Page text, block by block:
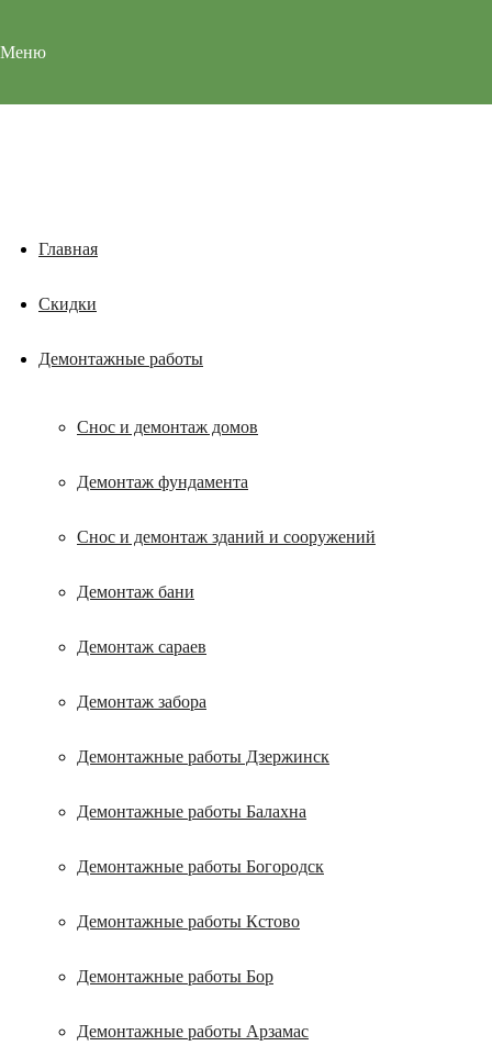
Меню
Главная
Скидки
Демонтажные работы
Снос и демонтаж домов
Демонтаж фундамента
Снос и демонтаж зданий и сооружений
Демонтаж бани
Демонтаж сараев
Демонтаж забора
Демонтажные работы Дзержинск
Демонтажные работы Балахна
Демонтажные работы Богородск
Демонтажные работы Кстово
Демонтажные работы Бор
Демонтажные работы Арзамас